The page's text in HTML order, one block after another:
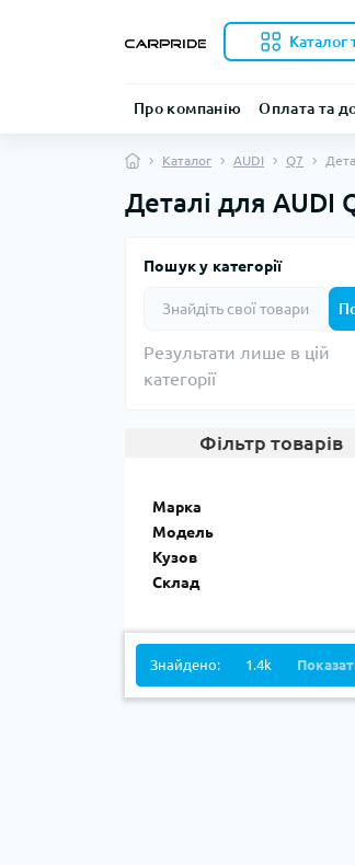
Каталог
Про компанію Оплата та
Каталог AUDI Q7
Деталі для AUDI
Пошук у категорії
Результати лише в цій
категорії
Фільтр товарів
Марка
Модель
Кузов
Склад
Знайдено: 1.4k